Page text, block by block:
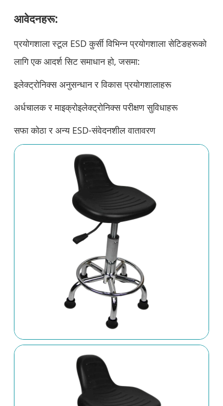
आवेदनहरू:
प्रयोगशाला स्टूल ESD कुर्सी विभिन्न प्रयोगशाला सेटिङहरूको
लागि एक आदर्श सिट समाधान हो, जसमा:
इलेक्ट्रोनिक्स अनुसन्धान र विकास प्रयोगशालाहरू
अर्धचालक र माइक्रोइलेक्ट्रोनिक्स परीक्षण सुविधाहरू
सफा कोठा र अन्य ESD-संवेदनशील वातावरण